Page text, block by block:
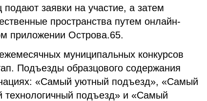
заявки на участие, а затем
пространства путем онлайн-
приложении Острова.65.
муниципальных конкурсов
Подъезды образцового содержания
«Самый уютный подъезд», «Самый
подъезд» и «Самый